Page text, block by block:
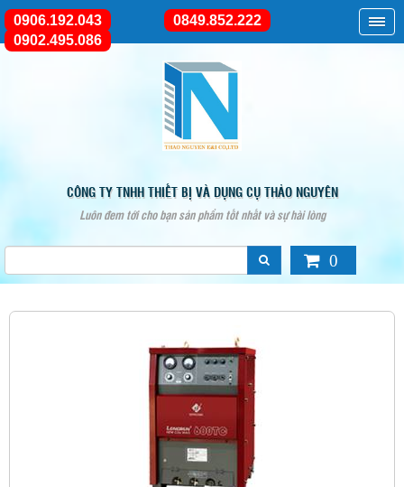
CÔNG TY TNHH THIẾT BỊ VÀ DỤNG CỤ THẢO NGUYÊN
Luôn đem tới cho bạn sản phẩm tốt nhất và sự hài lòng
0906.192.043
0849.852.222
0902.495.086
0